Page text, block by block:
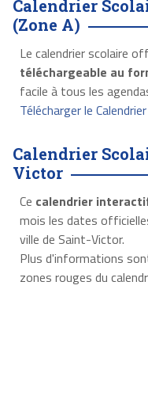
Calendrier
(Zone A)
Le calendrier scolaire
téléchargeable au
facile à tous les
Télécharger le
Calendrier
Victor
Ce calendrier
mois les dates
ville de Saint-Victor.
Plus d'informations
zones rouges du